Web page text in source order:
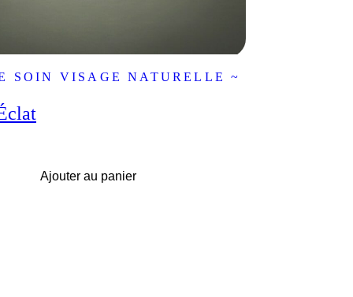
SOIN VISAGE NATURELLE ~
Ajouter au panier